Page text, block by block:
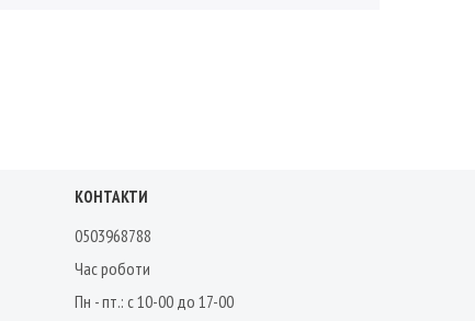
КОНТАКТИ
0503968788
Час роботи
Пн - пт.: с 10-00 до 17-00